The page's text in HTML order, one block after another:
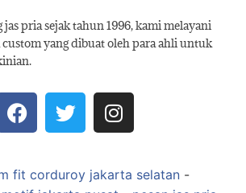
pria sejak tahun 1996, kami melayani
yang dibuat oleh para ahli untuk
fit corduroy jakarta selatan -